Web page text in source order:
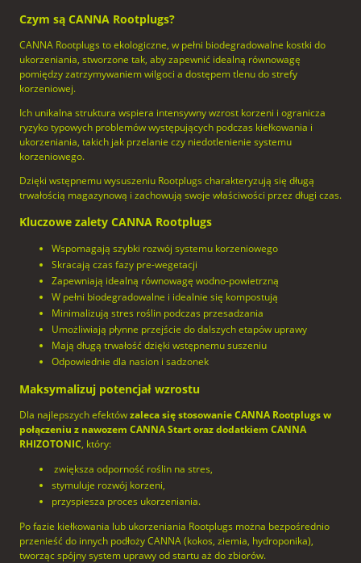
Czym są CANNA Rootplugs?
CANNA Rootplugs to ekologiczne, w pełni biodegradowalne kostki do
ukorzeniania, stworzone tak, aby zapewnić idealną równowagę
pomiędzy zatrzymywaniem wilgoci a dostępem tlenu do strefy
korzeniowej.
Ich unikalna struktura wspiera intensywny wzrost korzeni i ogranicza
ryzyko typowych problemów występujących podczas kiełkowania i
ukorzeniania, takich jak przelanie czy niedotlenienie systemu
korzeniowego.
Dzięki wstępnemu wysuszeniu Rootplugs charakteryzują się długą
trwałością magazynową i zachowują swoje właściwości przez długi czas.
Kluczowe zalety CANNA Rootplugs
Wspomagają szybki rozwój systemu korzeniowego
Skracają czas fazy pre-wegetacji
Zapewniają idealną równowagę wodno-powietrzną
W pełni biodegradowalne i idealnie się kompostują
Minimalizują stres roślin podczas przesadzania
Umożliwiają płynne przejście do dalszych etapów uprawy
Mają długą trwałość dzięki wstępnemu suszeniu
Odpowiednie dla nasion i sadzonek
Maksymalizuj potencjał wzrostu
Dla najlepszych efektówzaleca się stosowanie CANNA Rootplugs w
połączeniu z nawozem CANNA Start oraz dodatkiem CANNA
RHIZOTONIC, który:
zwiększa odporność roślin na stres,
stymuluje rozwój korzeni,
przyspiesza proces ukorzeniania.
Po fazie kiełkowania lub ukorzeniania Rootplugs można bezpośrednio
przenieść do innych podłoży CANNA (kokos, ziemia, hydroponika),
tworząc spójny system uprawy od startu aż do zbiorów.